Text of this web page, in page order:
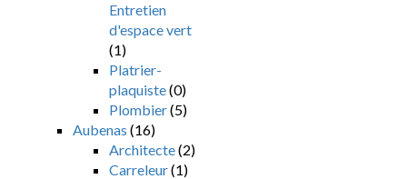
Entretien
d'espace vert
(1)
Platrier-
plaquiste(0)
Plombier(5)
Aubenas (16)
Architecte(2)
Carreleur(1)